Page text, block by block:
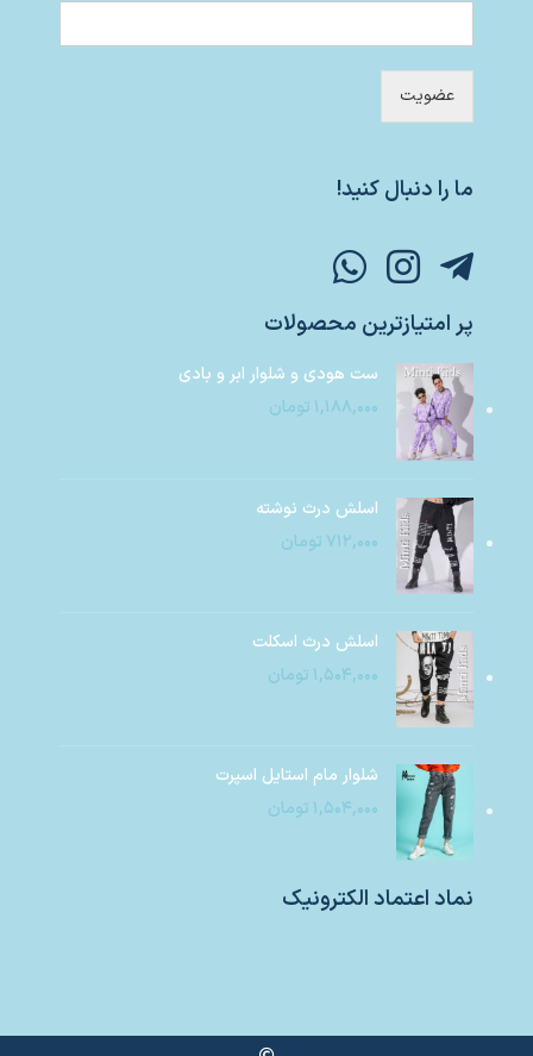
عضویت
ما را دنبال کنید!
پر امتیازترین محصولات
ست هودی و شلوار ابر و بادی
۱,۱۸۸,۰۰۰ تومان
اسلش درث نوشته
۷۱۲,۰۰۰ تومان
اسلش درث اسکلت
۱,۵۰۴,۰۰۰ تومان
شلوار مام استایل اسپرت
۱,۵۰۴,۰۰۰ تومان
نماد اعتماد الکترونیک